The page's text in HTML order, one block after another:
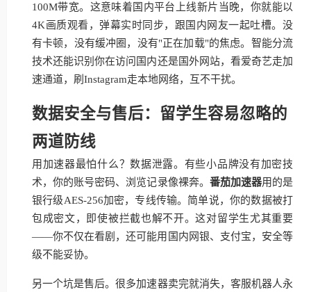
100M带宽。这意味着国内平台上线新片当晚，你就能以
4K画质观看，弹幕实时同步，跟国内网友一起吐槽。没
有卡顿，没有缓冲圈，没有"正在加载"的焦虑。智能分流
技术还能识别你在访问国内还是国外网站，看爱奇艺走加
速通道，刷Instagram走本地网络，互不干扰。
数据安全与售后：留学生容易忽略的
两道防线
用加速器最怕什么？数据泄露。有些小品牌没有加密技
术，你的账号密码、浏览记录像裸奔。 番茄加速器用的是
银行级AES-256加密，专线传输。简单说，你的数据被打
包成密文，即使被拦截也解不开。这对留学生尤其重要
——你不仅在看剧，还可能用国内网银、支付宝，安全等
级不能妥协。
另一个坑是售后。很多加速器卖完就消失，客服机器人永